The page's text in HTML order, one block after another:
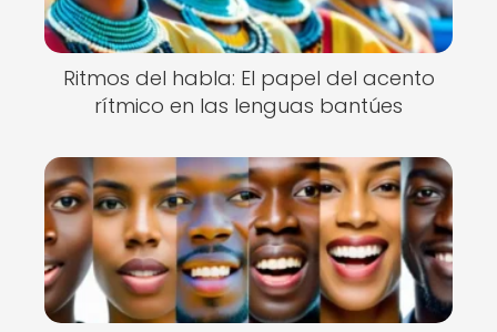
Ritmos del habla: El papel del acento
rítmico en las lenguas bantúes